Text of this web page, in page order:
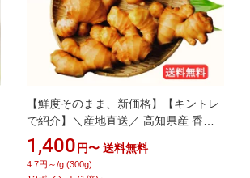
【鮮度そのまま、新価格】【キントレ
で紹介】＼産地直送／ 高知県産 香り
大生姜 （おおしょうが）300g / 1kg /
2kg / 3kg 送料無料 無添加 業務用 大容
量 プロ仕様 国産 しょうが 生姜 ショウ
1,400 円〜 送料無料
4.7円～/g (300g)